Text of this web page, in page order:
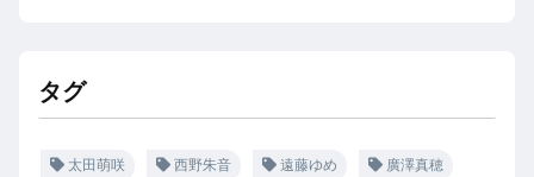
タグ
太田萌咲 西野朱音 遠藤ゆめ 廣澤真穂